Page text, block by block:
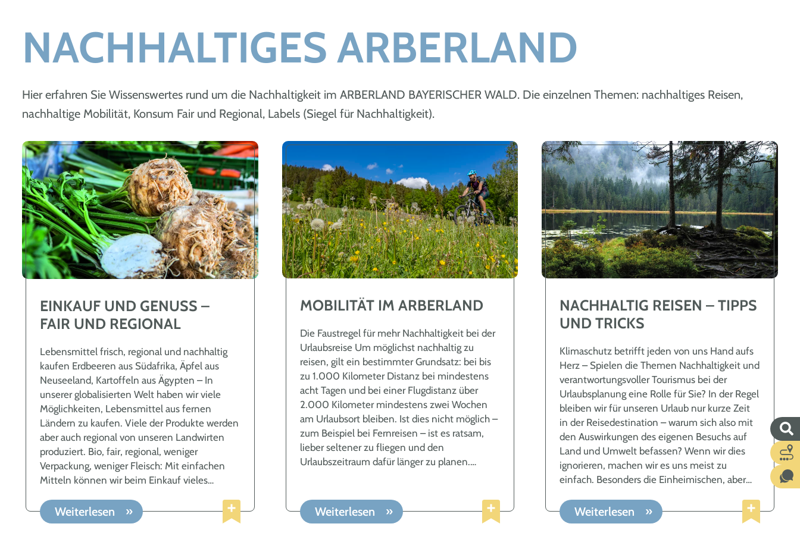
NACHHALTIGES ARBERLAND
Hier erfahren Sie Wissenswertes rund um die Nachhaltigkeit im ARBERLAND BAYERISCHER WALD. Die einzelnen Themen: nachhaltiges Reisen,
nachhaltige Mobilität, Konsum Fair und Regional, Labels (Siegel für Nachhaltigkeit).
EINKAUF UND GENUSS –
FAIR UND REGIONAL
Lebensmittel frisch, regional und nachhaltig
kaufen Erdbeeren aus Südafrika, Äpfel aus
Neuseeland, Kartoffeln aus Ägypten – In
unserer globalisierten Welt haben wir viele
Möglichkeiten, Lebensmittel aus fernen
Ländern zu kaufen. Viele der Produkte werden
aber auch regional von unseren Landwirten
produziert. Bio, fair, regional, weniger
Verpackung, weniger Fleisch: Mit einfachen
Mitteln können wir beim Einkauf vieles
erzeugter Lebensmittel wird immer beliebter.
Zugunsten des Klimas kaufen viele Menschen
Weiterlesen
MOBILITÄT IM ARBERLAND
Die Faustregel für mehr Nachhaltigkeit bei der
Urlaubsreise Um möglichst nachhaltig zu
reisen, gilt ein bestimmter Grundsatz: bei bis
zu 1.000 Kilometer Distanz bei mindestens
acht Tagen und bei einer Flugdistanz über
2.000 Kilometer mindestens zwei Wochen
am Urlaubsort bleiben. Ist dies nicht möglich –
zum Beispiel bei Fernreisen – ist es ratsam,
lieber seltener zu fliegen und den
Urlaubszeitraum dafür länger zu planen.
CO2-Emissionen einer Reise bei. Deshalb
spielt im Sinne der Nachhaltigkeit auch die
Weiterlesen
NACHHALTIG REISEN – TIPPS
UND TRICKS
Klimaschutz betrifft jeden von uns Hand aufs
Herz – Spielen die Themen Nachhaltigkeit und
verantwortungsvoller Tourismus bei der
Urlaubsplanung eine Rolle für Sie? In der Regel
bleiben wir für unseren Urlaub nur kurze Zeit
in der Reisedestination – warum sich also mit
den Auswirkungen des eigenen Besuchs auf
Land und Umwelt befassen? Wenn wir dies
ignorieren, machen wir es uns meist zu
einfach. Besonders die Einheimischen, aber
auf Unversehrtheit der natürlichen Ressourcen
vor Ort und jeder einzelne Gast kann einen
Weiterlesen